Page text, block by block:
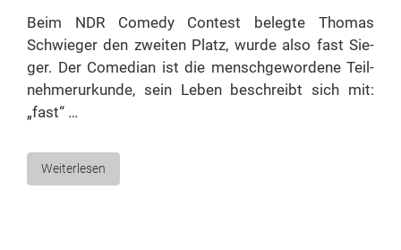
Beim NDR Co­me­dy Con­test be­leg­te Tho­mas
Schwie­ger den zwei­ten Platz, wur­de al­so fast Sie­
ger. Der Co­me­di­an ist die mensch­ge­wor­de­ne Teil­
neh­mer­ur­kun­de, sein Le­ben be­schreibt sich mit:
„fast“ …
Weiterlesen